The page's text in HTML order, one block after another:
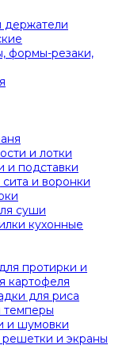
держатели
формы-резаки,
и лотки
и подставки
и воронки
суши
кухонные
протирки и
картофеля
для риса
темперы
и шумовки
и экраны